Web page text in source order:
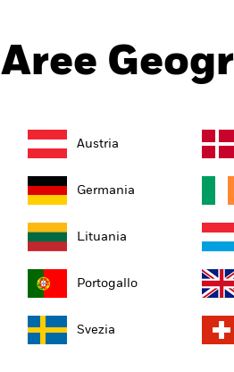
Aree
Austria
Germania
Lituania
Portogallo
Svezia